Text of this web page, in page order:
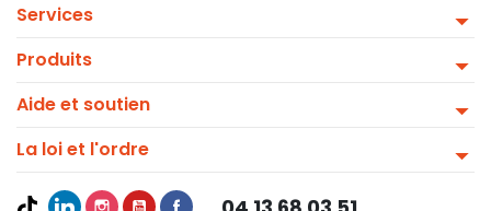
Services
Produits
Aide et soutien
La loi et l'ordre